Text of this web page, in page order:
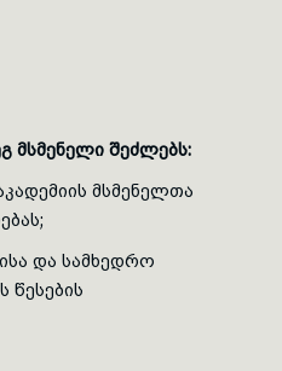
მსმენელი შეძლებს:
მსმენელთა
და სამხედრო
წესების